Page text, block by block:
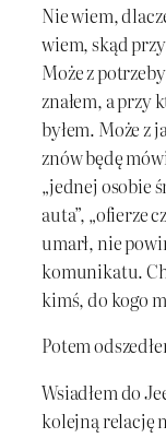
Nie wiem,
wiem, skąd
Może z
znałem, a przy
byłem. Może z
znów będę
„jednej osobie
auta”, „ofierze
umarł, nie
komunikatu.
kimś, do kogo
Potem
Wsiadłem do
kolejną relację